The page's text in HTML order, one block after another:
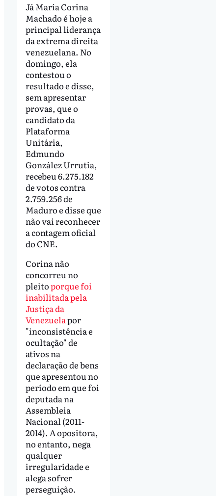
Já María Corina
Machado é hoje a
principal liderança
da extrema direita
venezuelana. No
domingo, ela
contestou o
resultado e disse,
sem apresentar
provas, que o
candidato da
Plataforma
Unitária,
Edmundo
González Urrutia,
recebeu 6.275.182
de votos contra
2.759.256 de
Maduro e disse que
não vai reconhecer
a contagem oficial
do CNE.
Corina não
concorreu no
pleitoporque foi
inabilitada pela
Justiça da
Venezuelapor
"inconsistência e
ocultação" de
ativos na
declaração de bens
que apresentou no
período em que foi
deputada na
Assembleia
Nacional (2011-
2014). A opositora,
no entanto, nega
qualquer
irregularidade e
alega sofrer
perseguição.